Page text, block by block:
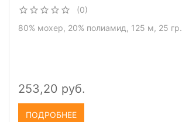
(0)
80% мохер, 20% полиамид, 125 м, 25 гр.
253,20 руб.
ПОДРОБНЕЕ